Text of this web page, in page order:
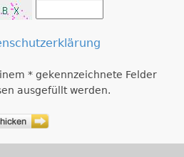
* gekennzeichnete Felder
ausgefüllt werden.